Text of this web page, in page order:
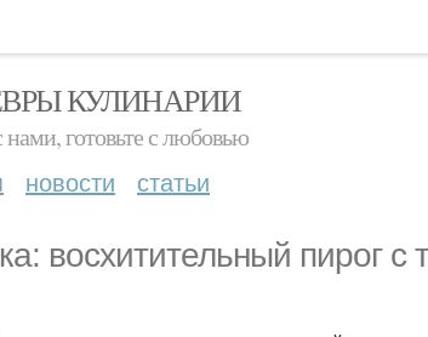
КУЛИНАРИИ
нами, готовьте с любовью
новости статьи
восхитительный пирог с